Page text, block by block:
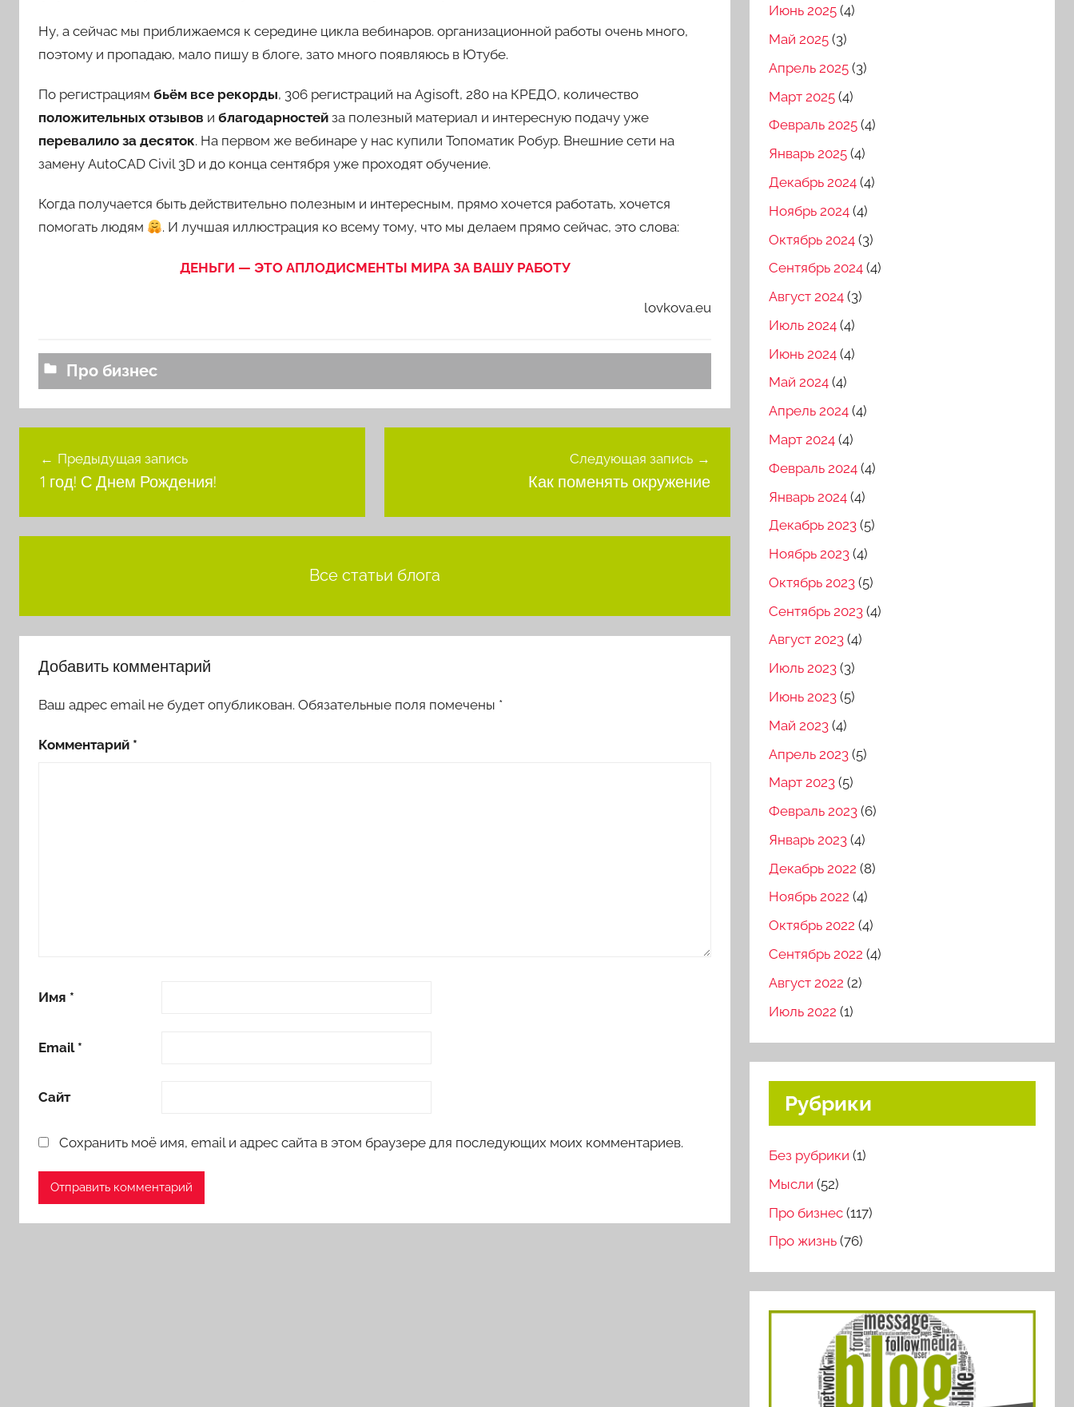
Ну, а сейчас мы приближаемся к середине цикла вебинаров. организационной работы очень много,
поэтому и пропадаю, мало пишу в блоге, зато много появляюсь в Ютубе.
По регистрациям бьём все рекорды, 306 регистраций на Agisoft, 280 на КРЕДО, количество
положительных отзывов и благодарностей за полезный материал и интересную подачу уже
перевалило за десяток. На первом же вебинаре у нас купили Топоматик Робур. Внешние сети на
замену AutoCAD Civil 3D и до конца сентября уже проходят обучение.
Когда получается быть действительно полезным и интересным, прямо хочется работать, хочется
помогать людям
. И лучшая иллюстрация ко всему тому, что мы делаем прямо сейчас, это слова:
ДЕНЬГИ — ЭТО АПЛОДИСМЕНТЫ МИРА ЗА ВАШУ РАБОТУ
lovkova.eu
Про бизнес
по
записям
Предыдущая запись
1 год! С Днем Рождения!
Следующая запись
Как поменять окружение
Все статьи блога
Добавить комментарий
Ваш адрес email не будет опубликован. Обязательные поля помечены *
Комментарий *
Имя *
Email *
Сайт
Сохранить моё имя, email и адрес сайта в этом браузере для последующих моих комментариев.
Июнь 2025 (4)
Май 2025 (3)
Апрель 2025 (3)
Март 2025 (4)
Февраль 2025 (4)
Январь 2025 (4)
Декабрь 2024 (4)
Ноябрь 2024 (4)
Октябрь 2024 (3)
Сентябрь 2024 (4)
Август 2024 (3)
Июль 2024 (4)
Июнь 2024 (4)
Май 2024 (4)
Апрель 2024 (4)
Март 2024 (4)
Февраль 2024 (4)
Январь 2024 (4)
Декабрь 2023 (5)
Ноябрь 2023 (4)
Октябрь 2023 (5)
Сентябрь 2023 (4)
Август 2023 (4)
Июль 2023 (3)
Июнь 2023 (5)
Май 2023 (4)
Апрель 2023 (5)
Март 2023 (5)
Февраль 2023 (6)
Январь 2023 (4)
Декабрь 2022 (8)
Ноябрь 2022 (4)
Октябрь 2022 (4)
Сентябрь 2022 (4)
Август 2022 (2)
Июль 2022 (1)
Рубрики
Без рубрики (1)
Мысли (52)
Про бизнес (117)
Про жизнь (76)